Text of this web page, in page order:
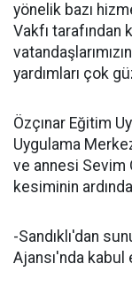
yönelik bazı
Vakfı tarafından
yardımları çok
Özçınar Eğitim
Uygulama
ve annesi Sevim
kesiminin
-Sandıklı'dan
Ajansı'nda kabul